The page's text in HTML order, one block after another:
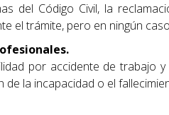
del Código Civil, la
el trámite, pero en ningún
por accidente de trabajo
la incapacidad o el